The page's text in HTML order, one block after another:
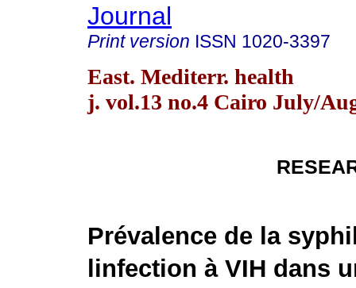
Journal
Print version ISSN 1020-3397
East. Mediterr. health
j. vol.13 no.4 Cairo July/
Prévalence de la
linfection à VIH dans